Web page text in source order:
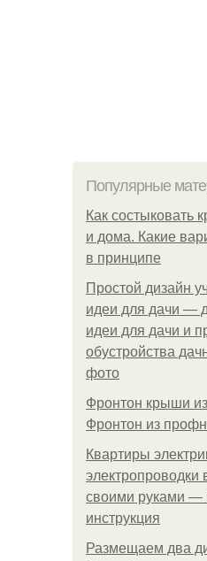
Популярные
Как состыковать
и дома. Какие
в принципе
Простой дизайн
идеи для дачи —
идеи для дачи и
обустройства
фото
Фронтон крыши
Фронтон из
Квартиры
электропроводки
своими руками —
инструкция
Размещаем два